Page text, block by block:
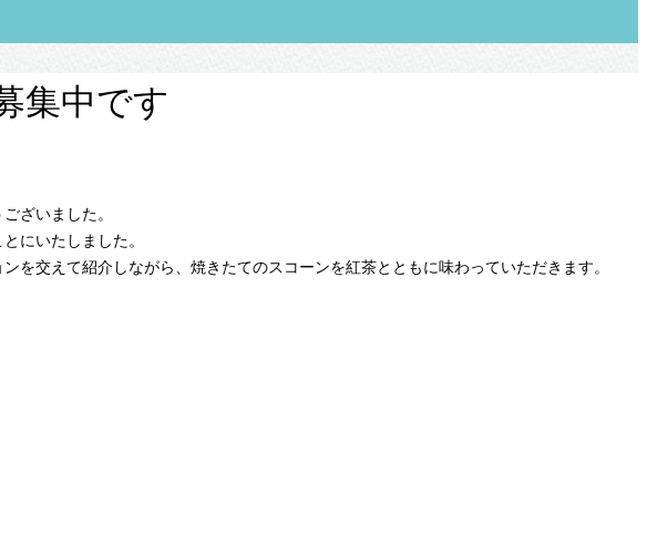
集中です
ざいました。
にいたしました。
交えて紹介しながら、焼きたてのスコーンを紅茶とともに味わっていただきます。